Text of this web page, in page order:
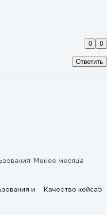
Ответить
0 0
Менее месяца
и
Качество кейса5